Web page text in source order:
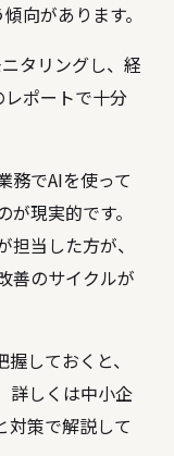
向があります。
タリングし、経
ポートで十分
務でAIを使って
現実的です。
当した方が、
善のサイクルが
しておくと、
詳しくは中小企
対策で解説して